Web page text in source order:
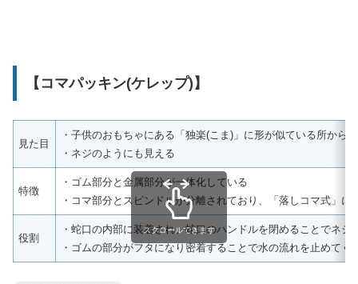
【コマパッキン(ケレップ)】
見た目
・子供のおもちゃにある「独楽(こま)」に形が似ている所から
・ネジのようにも見える
特徴
・ゴム部分と金属部分が一体化している
・コマ部分とスピンドルが分離されており、「落しコマ式」に
役割
・蛇口の内部に装着され、蛇口のハンドルを閉めることでネジ
・ゴムの部分がフタになり密着することで水の流れを止めてく
スクロールできます